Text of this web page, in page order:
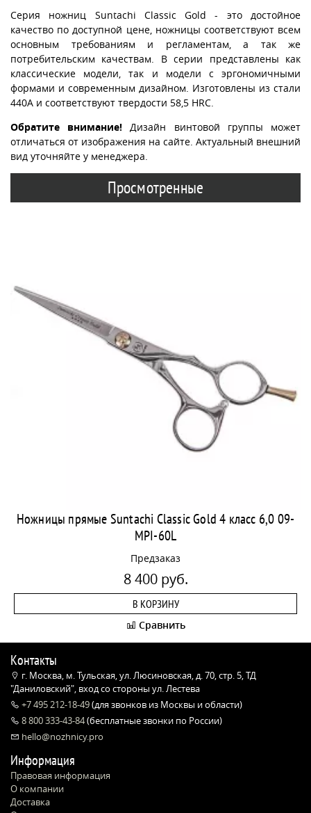
Серия ножниц Suntachi Classic Gold - это достойное
качество по доступной цене, ножницы соответствуют всем
основным требованиям и регламентам, а так же
потребительским качествам. В серии представлены как
классические модели, так и модели с эргономичными
формами и современным дизайном. Изготовлены из стали
440А и соответствуют твердости 58,5 HRC.
Обратите внимание! Дизайн винтовой группы может
отличаться от изображения на сайте. Актуальный внешний
вид уточняйте у менеджера.
Просмотренные
Ножницы прямые Suntachi Classic Gold 4 класс 6,0 09-
MPI-60L
Предзаказ
8 400 руб.
В КОРЗИНУ
Сравнить
Контакты
г. Москва, м. Тульская, ул. Люсиновская, д. 70, стр. 5, ТД
"Даниловский", вход со стороны ул. Лестева
+7 495 212-18-49(для звонков из Москвы и области)
8 800 333-43-84(бесплатные звонки по России)
hello@nozhnicy.pro
Информация
Правовая информация
О компании
Доставка